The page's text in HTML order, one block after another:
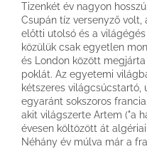
Tizenkét év nagyon
Csupán tíz versenyző
előtti utolsó és a
közülük csak egyetlen
és London között
poklát. Az egyetemi
kétszeres világcsúcstartó,
egyaránt sokszoros
akit világszerte Artem ("a
évesen költözött át
Néhány év múlva már a